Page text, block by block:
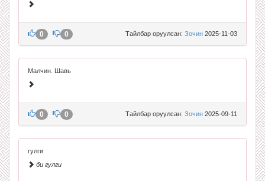
Тайлбар оруулсан: Зочин 2025-11-03
0 0
Малчин. Шавь
Тайлбар оруулсан: Зочин 2025-09-11
0 0
гулги
би гулги